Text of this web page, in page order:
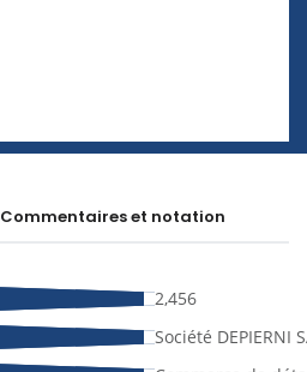
Commentaires et notation
2,456
Société DEPIERNI